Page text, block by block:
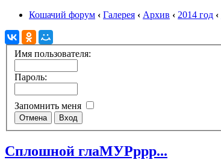
Кошачий форум ‹ Галерея ‹ Архив ‹ 2014 год ‹
Имя пользователя:
Пароль:
Запомнить меня
Сплошной глаМУРррр...